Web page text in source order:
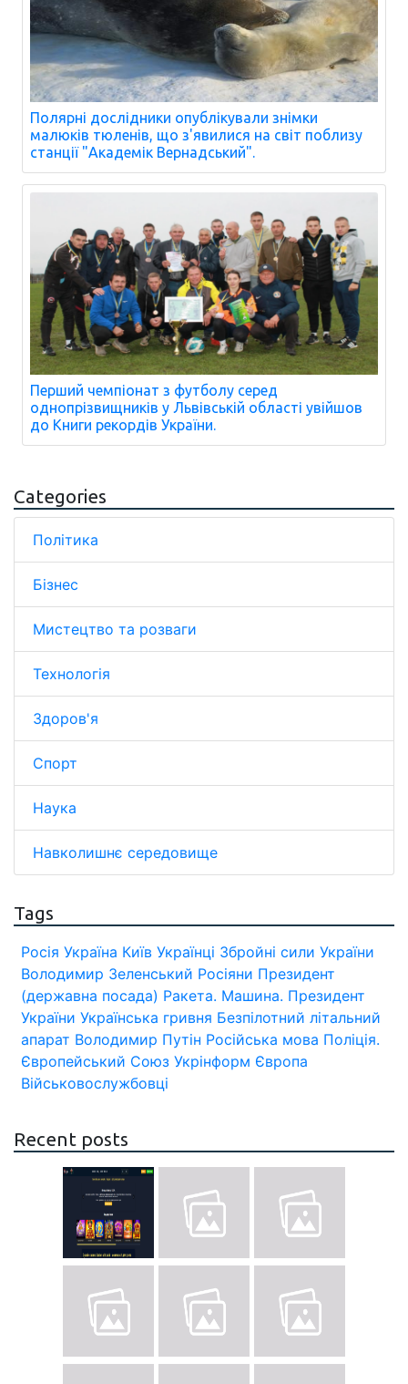
Полярні дослідники опублікували знімки
малюків тюленів, що з'явилися на світ поблизу
станції "Академік Вернадський".
Перший чемпіонат з футболу серед
однопрізвищників у Львівській області увійшов
до Книги рекордів України.
Categories
Політика
Бізнес
Мистецтво та розваги
Технологія
Здоров'я
Спорт
Наука
Навколишнє середовище
Tags
Росія Україна Київ Українці Збройні сили України
Володимир Зеленський Росіяни Президент
(державна посада) Ракета. Машина. Президент
України Українська гривня Безпілотний літальний
апарат Володимир Путін Російська мова Поліція.
Європейський Союз Укрінформ Європа
Військовослужбовці
Recent posts